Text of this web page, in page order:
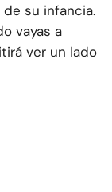
su infancia.
vayas a
ver un lado